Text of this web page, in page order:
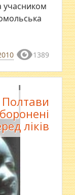
учасником
1389
Полтави
ліків